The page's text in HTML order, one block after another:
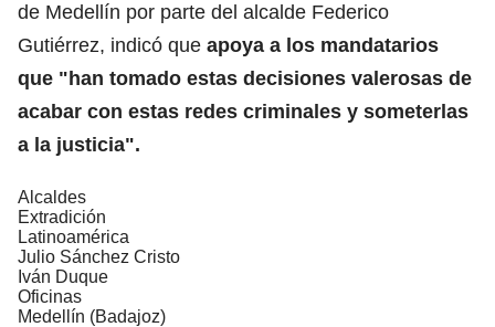
de Medellín por parte del alcalde Federico
Gutiérrez, indicó que apoya a los mandatarios
que "han tomado estas decisiones valerosas de
acabar con estas redes criminales y someterlas
a la justicia".
Alcaldes
Extradición
Latinoamérica
Julio Sánchez Cristo
Iván Duque
Oficinas
Medellín (Badajoz)